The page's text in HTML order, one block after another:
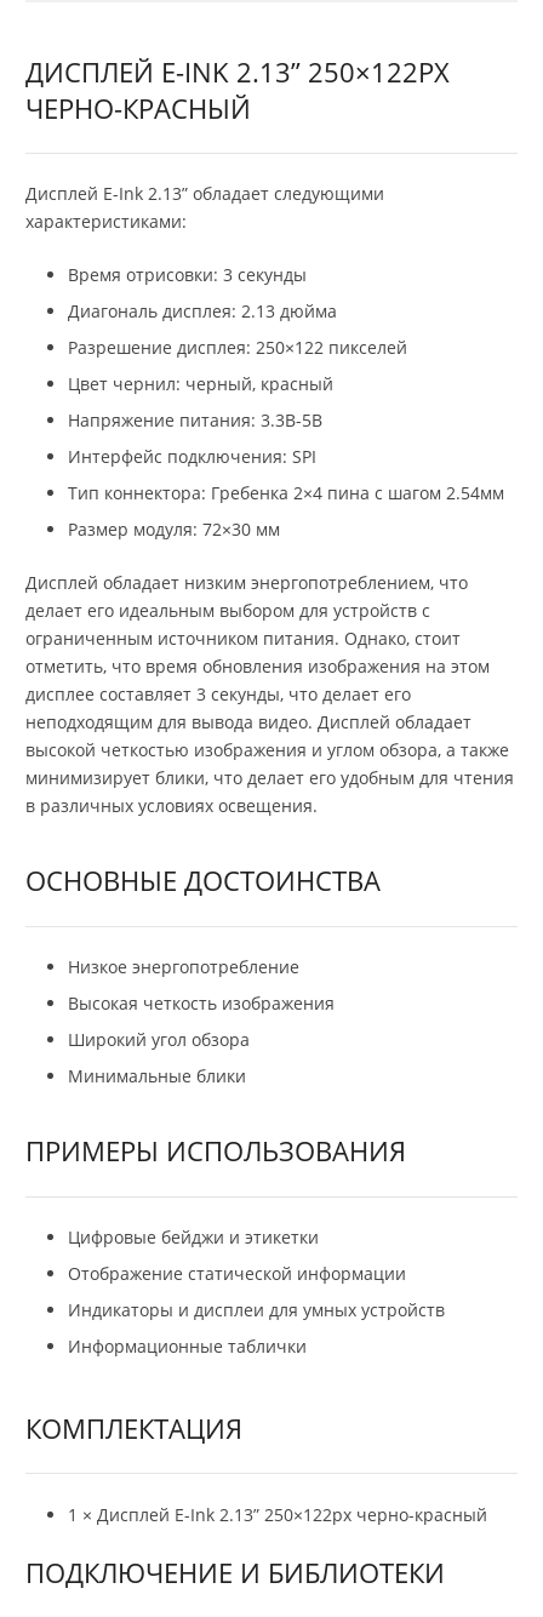
ДИСПЛЕЙ E-INK 2.13” 250×122PX
ЧЕРНО-КРАСНЫЙ
Дисплей E-Ink 2.13” обладает следующими
характеристиками:
Время отрисовки: 3 секунды
Диагональ дисплея: 2.13 дюйма
Разрешение дисплея: 250×122 пикселей
Цвет чернил: черный, красный
Напряжение питания: 3.3В-5В
Интерфейс подключения: SPI
Тип коннектора: Гребенка 2×4 пина с шагом 2.54мм
Размер модуля: 72×30 мм
Дисплей обладает низким энергопотреблением, что
делает его идеальным выбором для устройств с
ограниченным источником питания. Однако, стоит
отметить, что время обновления изображения на этом
дисплее составляет 3 секунды, что делает его
неподходящим для вывода видео. Дисплей обладает
высокой четкостью изображения и углом обзора, а также
минимизирует блики, что делает его удобным для чтения
в различных условиях освещения.
ОСНОВНЫЕ ДОСТОИНСТВА
Низкое энергопотребление
Высокая четкость изображения
Широкий угол обзора
Минимальные блики
ПРИМЕРЫ ИСПОЛЬЗОВАНИЯ
Цифровые бейджи и этикетки
Отображение статической информации
Индикаторы и дисплеи для умных устройств
Информационные таблички
КОМПЛЕКТАЦИЯ
1 × Дисплей E-Ink 2.13” 250×122px черно-красный
ПОДКЛЮЧЕНИЕ И БИБЛИОТЕКИ